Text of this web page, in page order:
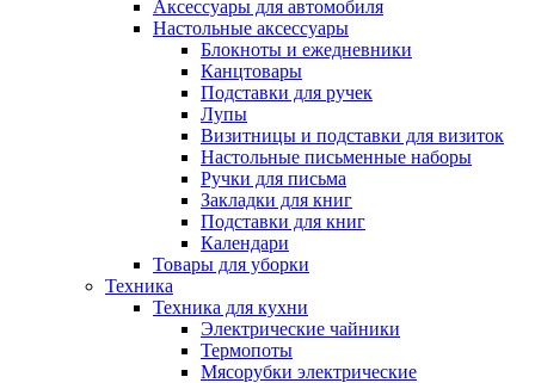
Аксессуары для автомобиля
Настольные аксессуары
Блокноты и ежедневники
Канцтовары
Подставки для ручек
Лупы
Визитницы и подставки для визиток
Настольные письменные наборы
Ручки для письма
Закладки для книг
Подставки для книг
Календари
Товары для уборки
Техника
Техника для кухни
Электрические чайники
Термопоты
Мясорубки электрические